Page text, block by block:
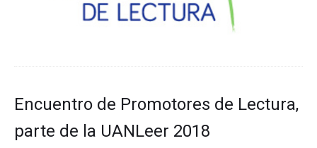
Encuentro de Promotores de Lectura,
parte de la UANLeer 2018